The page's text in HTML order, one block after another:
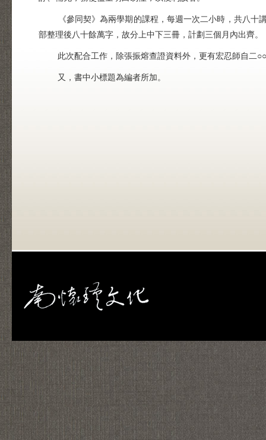
《參同契》為兩學期的課程，每週一次二小時，共八十講
部整理後八十餘萬字，故分上中下三冊，計劃三個月內出齊。
此次配合工作，除張振熔查證資料外，更有宏忍師自二○○
又，書中小標題為編者所加。